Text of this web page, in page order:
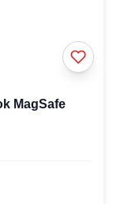
MagSafe